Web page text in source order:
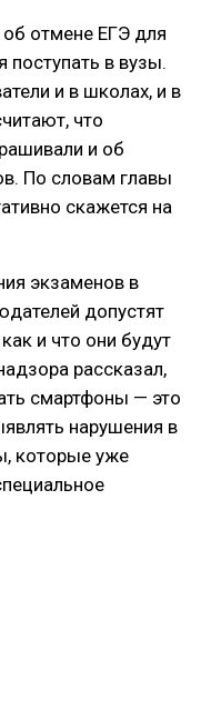
отмене ЕГЭ для
в вузы.
и в школах, и в
что
и об
По словам главы
скажется на
экзаменов в
допустят
и что они будут
рассказал,
смартфоны — это
нарушения в
которые уже